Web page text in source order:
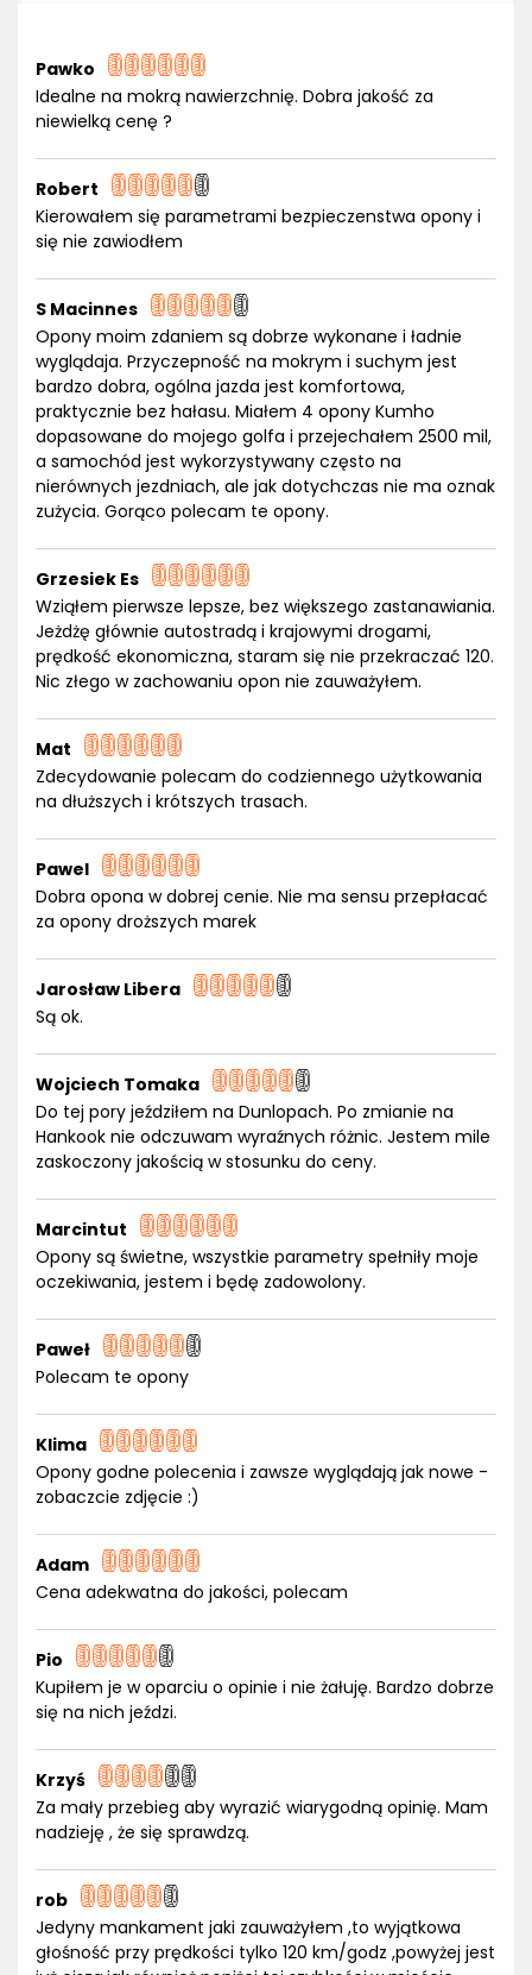
Pawko
Idealne na mokrą nawierzchnię. Dobra jakość za
niewielką cenę ?
Robert
Kierowałem się parametrami bezpieczenstwa opony i
się nie zawiodłem
S Macinnes
Opony moim zdaniem są dobrze wykonane i ładnie
wyglądaja. Przyczepność na mokrym i suchym jest
bardzo dobra, ogólna jazda jest komfortowa,
praktycznie bez hałasu. Miałem 4 opony Kumho
dopasowane do mojego golfa i przejechałem 2500 mil,
a samochód jest wykorzystywany często na
nierównych jezdniach, ale jak dotychczas nie ma oznak
zużycia. Gorąco polecam te opony.
Grzesiek Es
Wziąłem pierwsze lepsze, bez większego zastanawiania.
Jeżdżę głównie autostradą i krajowymi drogami,
prędkość ekonomiczna, staram się nie przekraczać 120.
Nic złego w zachowaniu opon nie zauważyłem.
Mat
Zdecydowanie polecam do codziennego użytkowania
na dłuższych i krótszych trasach.
Pawel
Dobra opona w dobrej cenie. Nie ma sensu przepłacać
za opony droższych marek
Jarosław Libera
Są ok.
Wojciech Tomaka
Do tej pory jeździłem na Dunlopach. Po zmianie na
Hankook nie odczuwam wyraźnych różnic. Jestem mile
zaskoczony jakością w stosunku do ceny.
Marcintut
Opony są świetne, wszystkie parametry spełniły moje
oczekiwania, jestem i będę zadowolony.
Paweł
Polecam te opony
Klima
Opony godne polecenia i zawsze wyglądają jak nowe -
zobaczcie zdjęcie :)
Adam
Cena adekwatna do jakości, polecam
Pio
Kupiłem je w oparciu o opinie i nie żałuję. Bardzo dobrze
się na nich jeździ.
Krzyś
Za mały przebieg aby wyrazić wiarygodną opinię. Mam
nadzieję , że się sprawdzą.
rob
Jedyny mankament jaki zauważyłem ,to wyjątkowa
głośność przy prędkości tylko 120 km/godz ,powyżej jest